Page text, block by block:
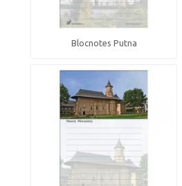
Blocnotes Putna